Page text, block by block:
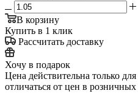
В корзину
Купить в 1 клик
Рассчитать доставку
Хочу в подарок
Цена действительна только
отличаться от цен в